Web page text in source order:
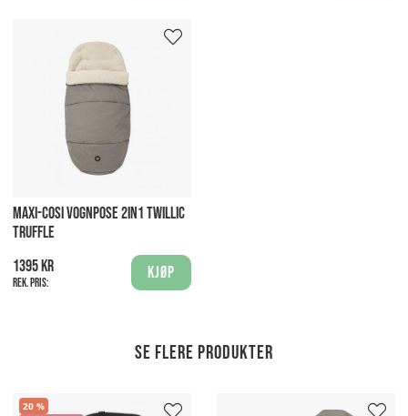
MAXI-COSI VOGNPOSE 2IN1 TWILLIC
TRUFFLE
1395 kr
Rek. pris:
Kjøp
Se flere produkter
20